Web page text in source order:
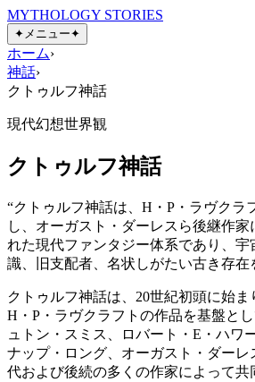
MYTHOLOGY STORIES
✦ メニュー✦
ホーム›
神話›
クトゥルフ神話
現代幻想世界観
クトゥルフ神話
“クトゥルフ神話は、H・P・ラヴクラ
し、オーガスト・ダーレスら後継作家
れた現代ファンタジー体系であり、宇
識、旧支配者、名状しがたい古き存在
クトゥルフ神話は、20世紀初頭に始
H・P・ラヴクラフトの作品を基盤と
ュトン・スミス、ロバート・E・ハワ
ナップ・ロング、オーガスト・ダー
代および後続の多くの作家によって共